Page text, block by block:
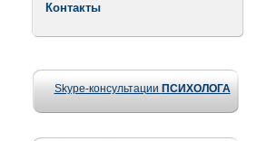
Контакты
Skype-консультации ПСИХОЛОГА